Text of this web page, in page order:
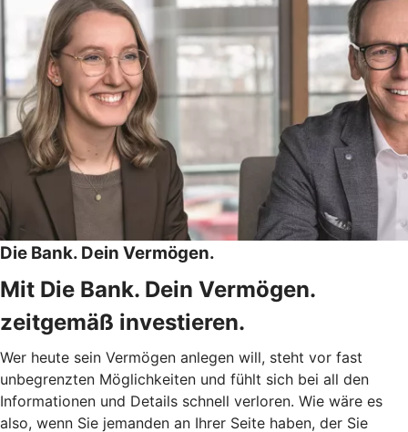
Die Bank. Dein Vermögen.
Mit Die Bank. Dein Vermögen.
zeitgemäß investieren.
Wer heute sein Vermögen anlegen will, steht vor fast
unbegrenzten Möglichkeiten und fühlt sich bei all den
Informationen und Details schnell verloren. Wie wäre es
also, wenn Sie jemanden an Ihrer Seite haben, der Sie